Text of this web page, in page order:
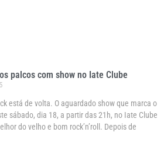
palcos com show no Iate Clube
está de volta. O aguardado show que marca o
sábado, dia 18, a partir das 21h, no Iate Clube
do velho e bom rock’n’roll. Depois de